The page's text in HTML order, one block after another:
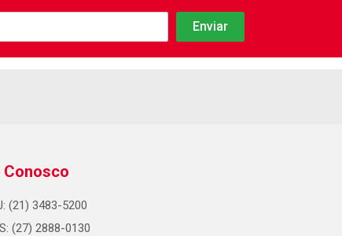
Conosco
(21) 3483-5200
(27) 2888-0130